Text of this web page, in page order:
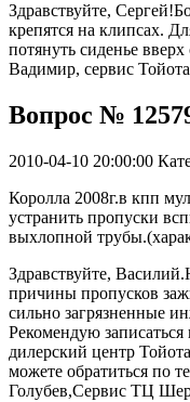
Здравствуйте,
крепятся на клипсах.
потянуть сиденье
Вадимир, сервис
Вопрос №
2010-04-10 20:00:00
Королла 2008г.в кпп
устранить пропуски
выхлопной
Здравствуйте,
причины пропусков
сильно загрязненные
Рекомендую
дилерский центр
можете обратиться по
Голубев,Сервис ТЦ